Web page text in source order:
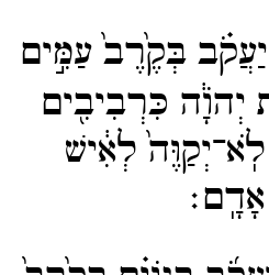
יַעֲקֹ֗ב בְּקֶ֙רֶב֙ עַמִּ֣ים
כִּרְבִיבִ֖ים
לְאִ֔ישׁ